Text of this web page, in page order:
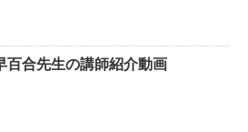
百合先生の講師紹介動画